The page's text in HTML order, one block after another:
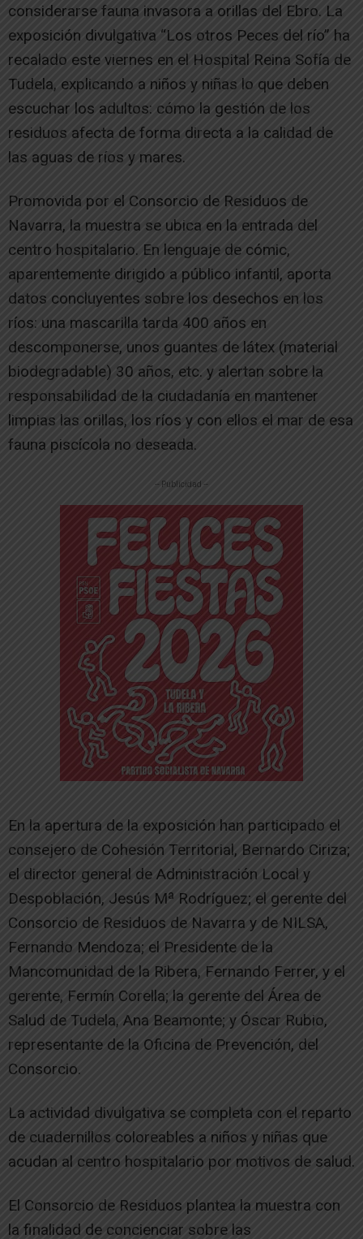
considerarse fauna invasora a orillas del Ebro. La
exposición divulgativa “Los otros Peces del río” ha
recalado este viernes en el Hospital Reina Sofía de
Tudela, explicando a niños y niñas lo que deben
escuchar los adultos: cómo la gestión de los
residuos afecta de forma directa a la calidad de
las aguas de ríos y mares.
Promovida por el Consorcio de Residuos de
Navarra, la muestra se ubica en la entrada del
centro hospitalario. En lenguaje de cómic,
aparentemente dirigido a público infantil, aporta
datos concluyentes sobre los desechos en los
ríos: una mascarilla tarda 400 años en
descomponerse, unos guantes de látex (material
biodegradable) 30 años, etc. y alertan sobre la
responsabilidad de la ciudadanía en mantener
limpias las orillas, los ríos y con ellos el mar de esa
fauna piscícola no deseada.
-- Publicidad --
En la apertura de la exposición han participado el
consejero de Cohesión Territorial, Bernardo Ciriza;
el director general de Administración Local y
Despoblación, Jesús Mª Rodríguez; el gerente del
Consorcio de Residuos de Navarra y de NILSA,
Fernando Mendoza; el Presidente de la
Mancomunidad de la Ribera, Fernando Ferrer, y el
gerente, Fermín Corella; la gerente del Área de
Salud de Tudela, Ana Beamonte; y Óscar Rubio,
representante de la Oficina de Prevención, del
Consorcio.
La actividad divulgativa se completa con el reparto
de cuadernillos coloreables a niños y niñas que
acudan al centro hospitalario por motivos de salud.
El Consorcio de Residuos plantea la muestra con
la finalidad de concienciar sobre las